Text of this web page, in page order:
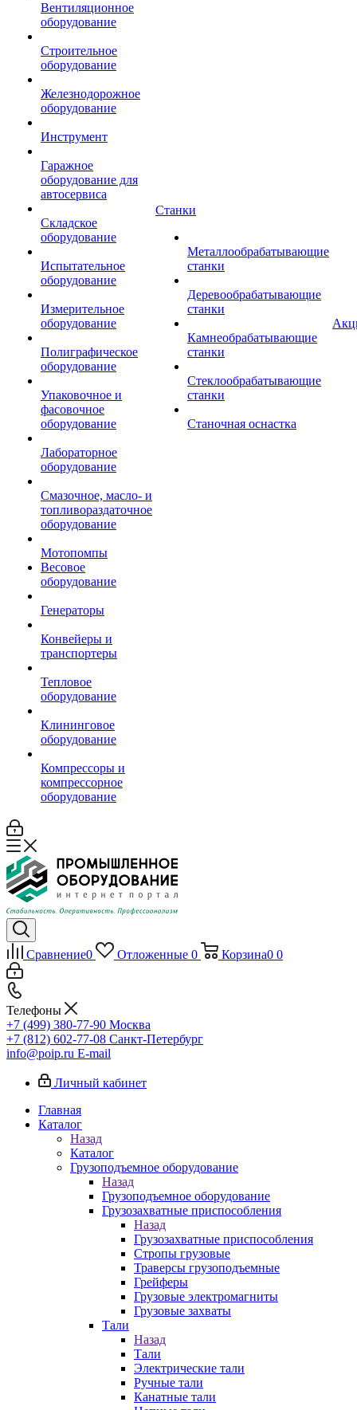
Вентиляционное
оборудование
Строительное
оборудование
Железнодорожное
оборудование
Инструмент
Гаражное
оборудование для
автосервиса
Складское
оборудование
Испытательное
оборудование
Измерительное
оборудование
Полиграфическое
оборудование
Упаковочное и
фасовочное
оборудование
Лабораторное
оборудование
Смазочное, масло- и
топливораздаточное
оборудование
Мотопомпы
Весовое
оборудование
Генераторы
Конвейеры и
транспортеры
Тепловое
оборудование
Клининговое
оборудование
Компрессоры и
компрессорное
оборудование
Станки
Металлообрабатывающие
станки
Деревообрабатывающие
станки
Камнеобрабатывающие
станки
Стеклообрабатывающие
станки
Станочная оснастка
Сравнение0 Отложенные 0 Корзина0 0
Телефоны
+7 (499) 380-77-90 Москва
+7 (812) 602-77-08 Санкт-Петербург
info@poip.ru E-mail
Личный кабинет
Главная
Каталог
Назад
Каталог
Грузоподъемное оборудование
Назад
Грузоподъемное оборудование
Грузозахватные приспособления
Назад
Грузозахватные приспособления
Стропы грузовые
Траверсы грузоподъемные
Грейферы
Грузовые электромагниты
Грузовые захваты
Тали
Назад
Тали
Электрические тали
Ручные тали
Канатные тали